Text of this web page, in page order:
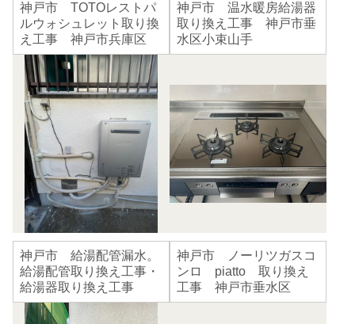
神戸市 TOTOレストパ
ルウォシュレット取り換
え工事 神戸市兵庫区
神戸市 温水暖房給湯器
取り換え工事 神戸市垂
水区小束山手
神戸市 給湯配管漏水。
給湯配管取り換え工事・
給湯器取り換え工事
神戸市 ノーリツガスコ
ンロ piatto 取り換え
工事 神戸市垂水区